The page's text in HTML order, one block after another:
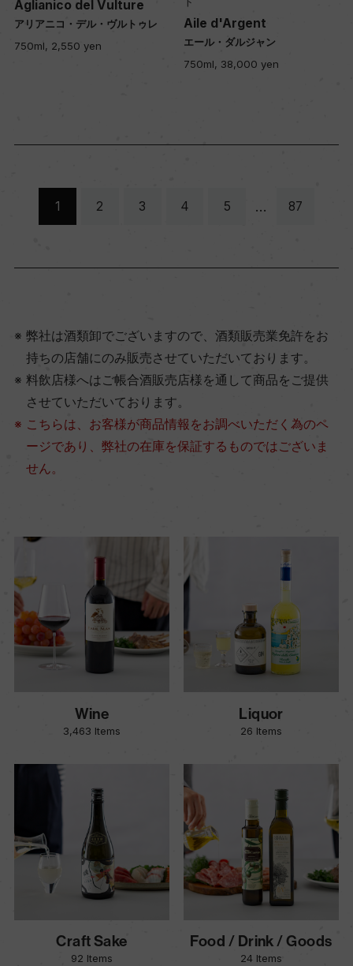
Aglianico del Vulture
アリアニコ・デル・ヴルトゥレ
750ml, 2,550 yen
Aile d'Argent
エール・ダルジャン
750ml, 38,000 yen
1 2 3 4 5 … 87
弊社は酒類卸でございますので、酒類販売業免許をお
持ちの店舗にのみ販売させていただいております。
料飲店様へはご帳合酒販売店様を通して商品をご提供
させていただいております。
こちらは、お客様が商品情報をお調べいただく為のペ
ージであり、弊社の在庫を保証するものではございま
せん。
Wine
3,463 Items
Liquor
26 Items
Craft Sake
92 Items
Food / Drink / Goods
24 Items